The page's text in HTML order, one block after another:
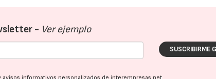
- Ver ejemplo
SUSCRIBIRME